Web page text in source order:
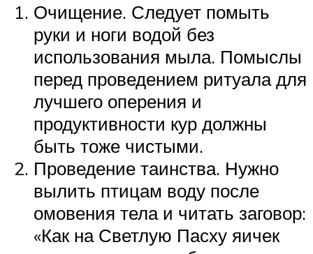
Очищение. Следует помыть
руки и ноги водой без
использования мыла. Помыслы
перед проведением ритуала для
лучшего оперения и
продуктивности кур должны
быть тоже чистыми.
Проведение таинства. Нужно
вылить птицам воду после
омовения тела и читать заговор:
«Как на Светлую Пасху яичек